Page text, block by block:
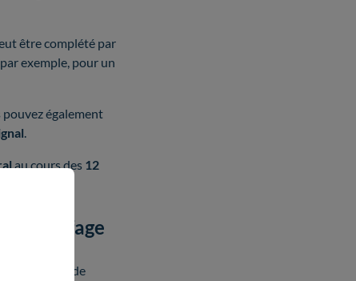
être complété par
par exemple, pour un
pouvez également
.
au cours des 12
chauffage
modèles de